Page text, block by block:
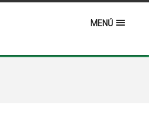
MENÚ